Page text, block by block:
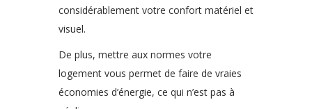
considérablement votre confort matériel et
visuel.
De plus, mettre aux normes votre
logement vous permet de faire de vraies
économies d’énergie, ce qui n’est pas à